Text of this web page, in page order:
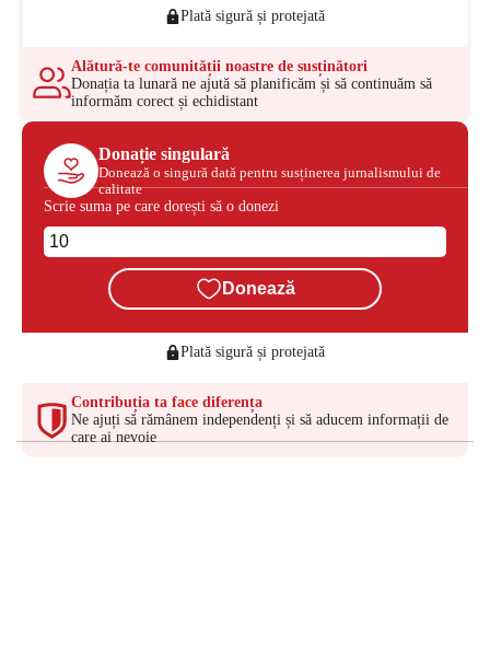
Plată sigură și protejată
Alătură-te comunității noastre de susținători
Donația ta lunară ne ajută să planificăm și să continuăm să
informăm corect și echidistant
Donație singulară
Donează o singură dată pentru susținerea jurnalismului de
calitate
Scrie suma pe care dorești să o donezi
Donează
Plată sigură și protejată
Contribuția ta face diferența
Ne ajuți să rămânem independenți și să aducem informații de
care ai nevoie